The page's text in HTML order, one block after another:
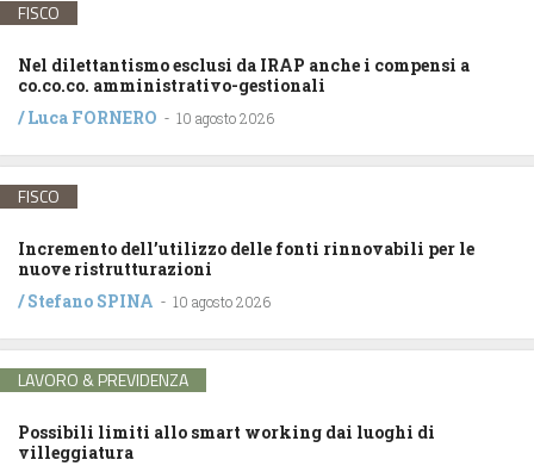
FISCO
Nel dilettantismo esclusi da IRAP anche i compensi a
co.co.co. amministrativo-gestionali
/Luca FORNERO - 10 agosto 2026
FISCO
Incremento dell’utilizzo delle fonti rinnovabili per le
nuove ristrutturazioni
/Stefano SPINA - 10 agosto 2026
LAVORO & PREVIDENZA
Possibili limiti allo smart working dai luoghi di
villeggiatura